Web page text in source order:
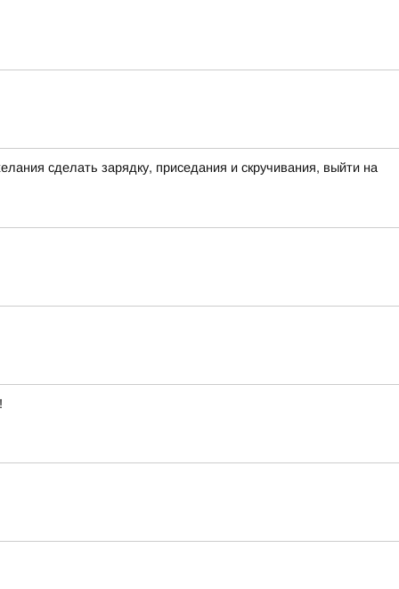
сделать зарядку, приседания и скручивания, выйти на